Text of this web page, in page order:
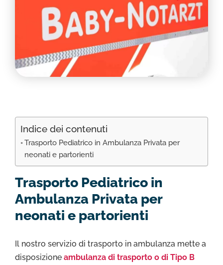
RIMPATRIO SANITARIO ITALIA
AMBULANZA SET CINEMATOGRAFICI
VOLO SANITARIO
TRASPORTO SANITARIO: VOLI DI LINEA,
ELIAMBULANZA ED AMBULANZA
TRASPORTO ECMO O CIRCOLAZIONE
Indice dei contenuti
Trasporto Pediatrico in Ambulanza Privata per
neonati e partorienti
Trasporto Pediatrico in
Ambulanza Privata per
neonati e partorienti
Il nostro servizio di trasporto in ambulanza mette a
disposizione ambulanza di trasporto o di Tipo B